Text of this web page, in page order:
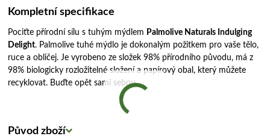
Kompletní specifikace
Pociťte přírodní sílu s tuhým mýdlem Palmolive Naturals Indulging
Delight. Palmolive tuhé mýdlo je dokonalým požitkem pro vaše tělo,
ruce a obličej. Je vyrobeno ze složek 98% přírodního původu, má z
98% biologicky rozložitelné složení a papírový obal, který můžete
recyklovat. Buďte opět sami sebou.
Původ zboží